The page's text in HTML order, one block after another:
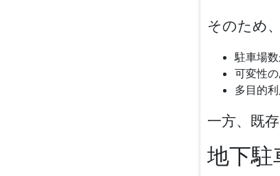
そのため
駐車場
可変性
多目的
一方、既
地下駐